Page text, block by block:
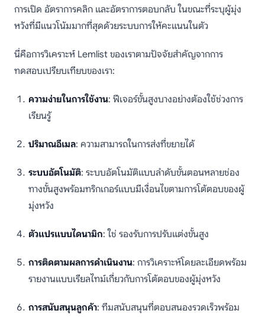
การเปิด อัตราการคลิก และอัตราการตอบกลับ ในขณะที่ระบุผู้มุ่ง
หวังที่มีแนวโน้มมากที่สุดด้วยระบบการให้คะแนนในตัว
นี่คือการวิเคราะห์ Lemlist ของเราตามปัจจัยสำคัญจากการ
ทดสอบเปรียบเทียบของเรา:
ความง่ายในการใช้งาน: ฟีเจอร์ขั้นสูงบางอย่างต้องใช้ช่วงการ
เรียนรู้
ปริมาณอีเมล: ความสามารถในการส่งที่ขยายได้
ระบบอัตโนมัติ: ระบบอัตโนมัติแบบลำดับขั้นตอนหลายช่อง
ทางขั้นสูงพร้อมทริกเกอร์แบบมีเงื่อนไขตามการโต้ตอบของผู้
มุ่งหวัง
ตัวแปรแบบไดนามิก: ใช่ รองรับการปรับแต่งขั้นสูง
การติดตามผลการดำเนินงาน: การวิเคราะห์โดยละเอียดพร้อม
รายงานแบบเรียลไทม์เกี่ยวกับการโต้ตอบของผู้มุ่งหวัง
การสนับสนุนลูกค้า: ทีมสนับสนุนที่ตอบสนองรวดเร็วพร้อม